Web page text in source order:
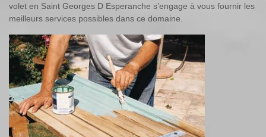
volet en Saint Georges D Esperanche s’engage à vous fournir les
meilleurs services possibles dans ce domaine.